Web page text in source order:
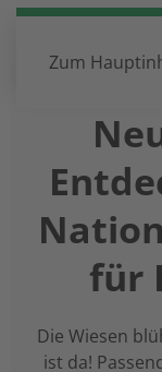
Zum
für
Die Wiesen
ist da!